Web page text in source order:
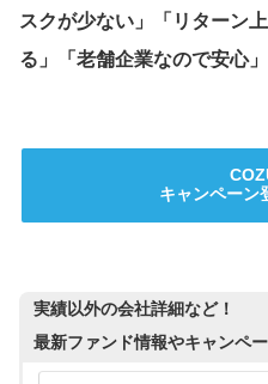
スクが少ない」「リターン
る」「老舗企業なので安心」
キャンペーン
実績以外の会社詳細など！
最新ファンド情報やキャンペ